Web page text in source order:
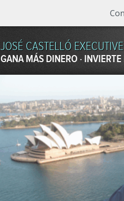
JOSÉ CASTELLÓ
GANA MÁS DINERO ·